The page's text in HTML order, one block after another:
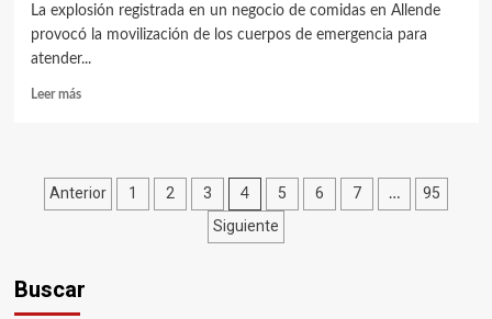
La explosión registrada en un negocio de comidas en Allende
provocó la movilización de los cuerpos de emergencia para
atender...
Leer más
Paginación
entradas
Anterior 1 2 3 4 5 6 7 …
95
Siguiente
Buscar